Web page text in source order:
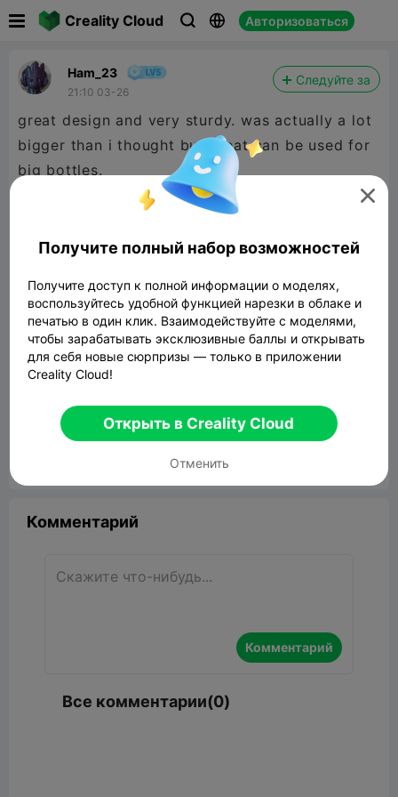
Creality Cloud   Авторизоваться
Ham_23
21:10 03-26
Следуйте за
great design and very sturdy. was actually a lot
bigger than i thought but great can be used for
big bottles.
Bottle dryer
376.92KB Связанные 3D модели
3
Комментарий
Комментарий
Все комментарии(0)

Получите полный набор возможностей
Получите доступ к полной информации о моделях,
воспользуйтесь удобной функцией нарезки в облаке и
печатью в один клик. Взаимодействуйте с моделями,
чтобы зарабатывать эксклюзивные баллы и открывать
для себя новые сюрпризы — только в приложении
Creality Cloud!
Открыть в Creality Cloud
Отменить